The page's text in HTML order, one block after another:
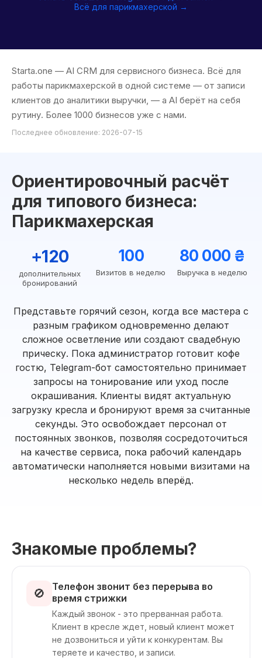
Всё для парикмахерской →
Starta.one — AI CRM для сервисного бизнеса. Всё для
работы парикмахерской в одной системе — от записи
клиентов до аналитики выручки, — а AI берёт на себя
рутину. Более 1000 бизнесов уже с нами.
Последнее обновление: 2026-07-15
Ориентировочный расчёт
для типового бизнеса:
Парикмахерская
+120
дополнительных
бронирований
100
Визитов в неделю
80 000 ₴
Выручка в неделю
Представьте горячий сезон, когда все мастера с
разным графиком одновременно делают
сложное осветление или создают свадебную
прическу. Пока администратор готовит кофе
гостю, Telegram-бот самостоятельно принимает
запросы на тонирование или уход после
окрашивания. Клиенты видят актуальную
загрузку кресла и бронируют время за считанные
секунды. Это освобождает персонал от
постоянных звонков, позволяя сосредоточиться
на качестве сервиса, пока рабочий календарь
автоматически наполняется новыми визитами на
несколько недель вперёд.
Знакомые проблемы?
🚫
Телефон звонит без перерыва во
время стрижки
Каждый звонок - это прерванная работа.
Клиент в кресле ждет, новый клиент может
не дозвониться и уйти к конкурентам. Вы
теряете и качество, и записи.